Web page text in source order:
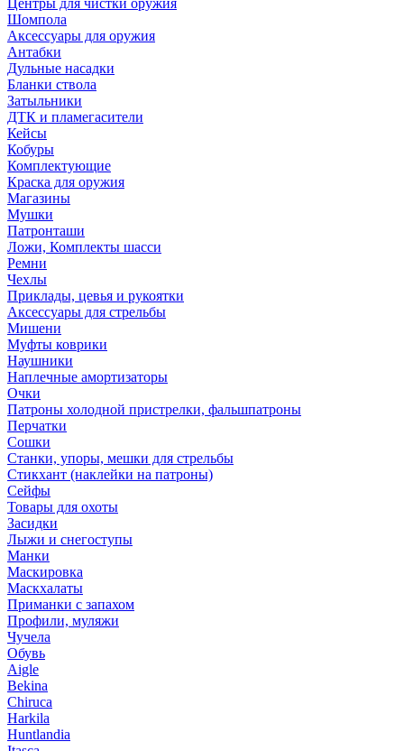
Центры для чистки оружия
Шомпола
Аксессуары для оружия
Антабки
Дульные насадки
Бланки ствола
Затыльники
ДТК и пламегасители
Кейсы
Кобуры
Комплектующие
Краска для оружия
Магазины
Мушки
Патронташи
Ложи, Комплекты шасси
Ремни
Чехлы
Приклады, цевья и рукоятки
Аксессуары для стрельбы
Мишени
Муфты коврики
Наушники
Наплечные амортизаторы
Очки
Патроны холодной пристрелки, фальшпатроны
Перчатки
Сошки
Станки, упоры, мешки для стрельбы
Стикхант (наклейки на патроны)
Сейфы
Товары для охоты
Засидки
Лыжи и снегоступы
Манки
Маскировка
Маскхалаты
Приманки с запахом
Профили, муляжи
Чучела
Обувь
Aigle
Bekina
Chiruсa
Harkila
Huntlandia